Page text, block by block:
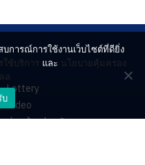
Lottery
Video
ร่วมด้วยช่วยกัน
การณ์การใช้งานเว็บไซต์ที่ดียิ่ง
ใช้บริการ และ นโยบายคุ้มครอง
ล
บ